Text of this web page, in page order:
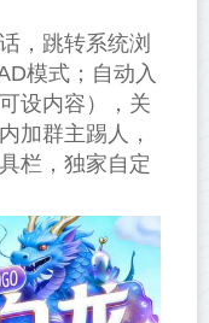
，跳转系统浏
模式；自动入
设内容），关
加群主踢人，
栏，独家自定